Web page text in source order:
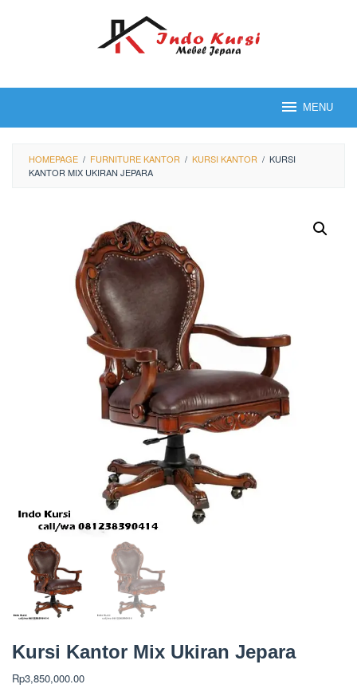
MENU
HOMEPAGE / FURNITURE KANTOR / KURSI KANTOR / KURSI
KANTOR MIX UKIRAN JEPARA
Kursi Kantor Mix Ukiran Jepara
Rp3,850,000.00